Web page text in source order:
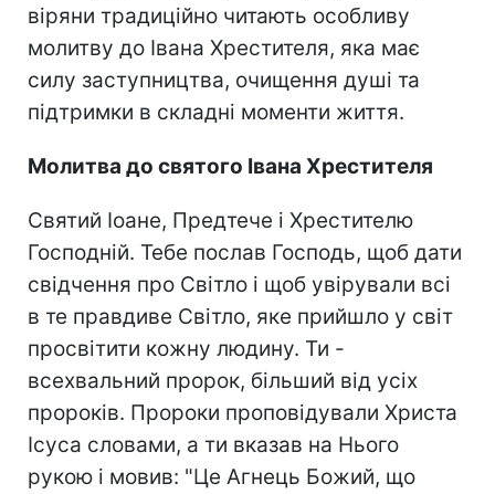
віряни традиційно читають особливу
молитву до Івана Хрестителя, яка має
силу заступництва, очищення душі та
підтримки в складні моменти життя.
Молитва до святого Івана Хрестителя
Святий Іоане, Предтече і Хрестителю
Господній. Тебе послав Господь, щоб дати
свідчення про Світло і щоб увірували всі
в те правдиве Світло, яке прийшло у світ
просвітити кожну людину. Ти -
всехвальний пророк, більший від усіх
пророків. Пророки проповідували Христа
Ісуса словами, а ти вказав на Нього
рукою і мовив: "Це Агнець Божий, що